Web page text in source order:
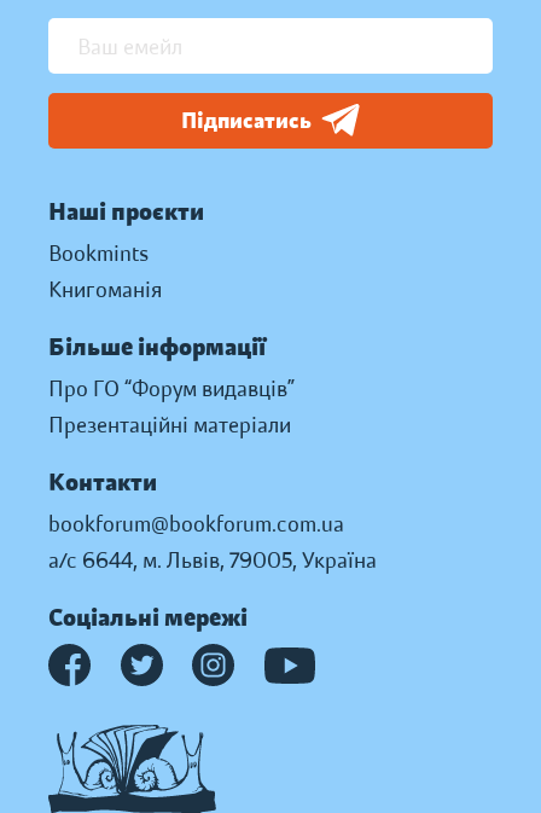
Підписатись
Наші проєкти
Bookmints
Книгоманія
Більше інформації
Про ГО “Форум видавців”
Презентаційні матеріали
Контакти
bookforum@bookforum.com.ua
а/с 6644, м. Львів, 79005, Україна
Соціальні мережі